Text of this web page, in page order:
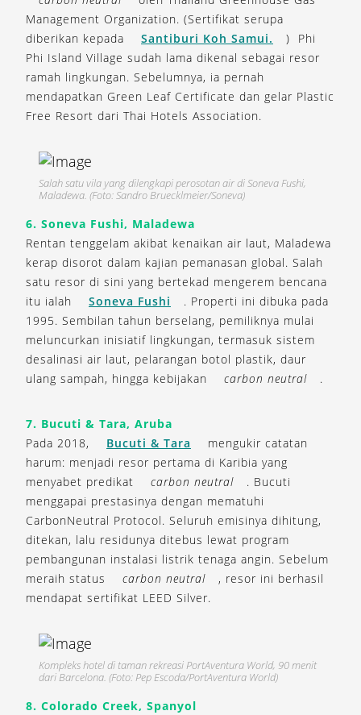
Management Organization. (Sertifikat serupa
diberikan kepada
Santiburi Koh Samui.
) Phi
Phi Island Village sudah lama dikenal sebagai resor
ramah lingkungan. Sebelumnya, ia pernah
mendapatkan Green Leaf Certificate dan gelar Plastic
Free Resort dari Thai Hotels Association.
Salah satu vila yang dilengkapi perosotan air di Soneva Fushi,
Maladewa. (Foto: Sandro Bruecklmeier/Soneva)
6. Soneva Fushi, Maladewa
Rentan tenggelam akibat kenaikan air laut, Maladewa
kerap disorot dalam kajian pemanasan global. Salah
satu resor di sini yang bertekad mengerem bencana
itu ialah
Soneva Fushi
. Properti ini dibuka pada
1995. Sembilan tahun berselang, pemiliknya mulai
meluncurkan inisiatif lingkungan, termasuk sistem
desalinasi air laut, pelarangan botol plastik, daur
ulang sampah, hingga kebijakan
carbon neutral .
7. Bucuti & Tara, Aruba
Pada 2018,
Bucuti & Tara
mengukir catatan
harum: menjadi resor pertama di Karibia yang
menyabet predikat
carbon neutral
. Bucuti
menggapai prestasinya dengan mematuhi
CarbonNeutral Protocol. Seluruh emisinya dihitung,
ditekan, lalu residunya ditebus lewat program
pembangunan instalasi listrik tenaga angin. Sebelum
meraih status
carbon neutral
, resor ini berhasil
mendapat sertifikat LEED Silver.
Kompleks hotel di taman rekreasi PortAventura World, 90 menit
dari Barcelona. (Foto: Pep Escoda/PortAventura World)
8. Colorado Creek, Spanyol